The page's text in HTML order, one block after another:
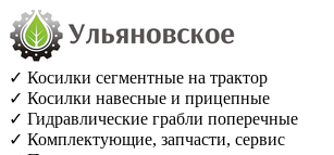
✓ Косилки сегментные на трактор
✓ Косилки навесные и прицепные
✓ Гидравлические грабли поперечные
✓ Комплектующие, запчасти, сервис